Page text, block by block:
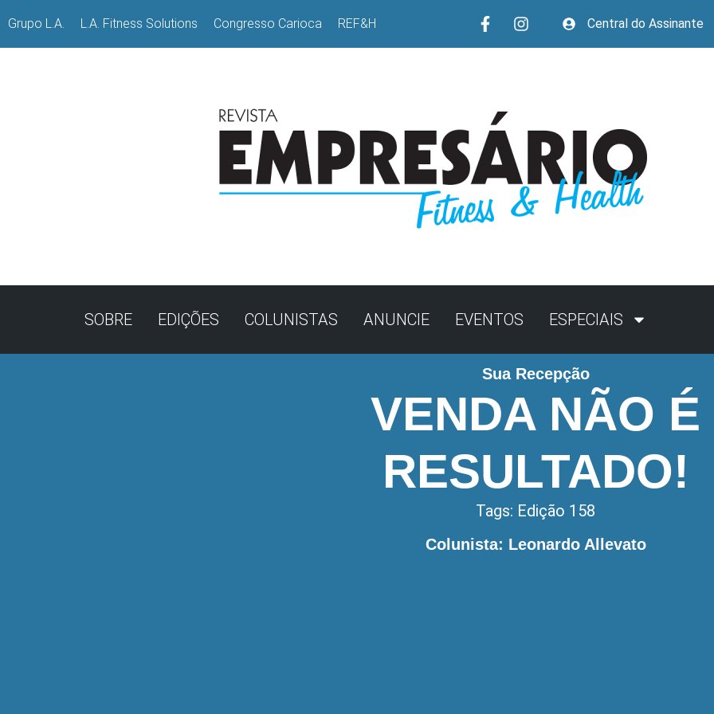
Grupo L.A. L.A. Fitness Solutions Congresso Carioca REF&H Central do Assinante
SOBRE EDIÇÕES COLUNISTAS ANUNCIE EVENTOS ESPECIAIS
Sua Recepção
VENDA NÃO É
RESULTADO!
Tags: Edição 158
Colunista: Leonardo Allevato